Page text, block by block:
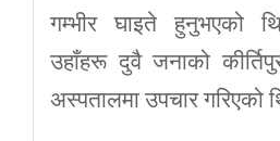
गम्भीर घाइते हुनुभएको
उहाँहरू दुवै जनाको
अस्पतालमा उपचार गरिएको